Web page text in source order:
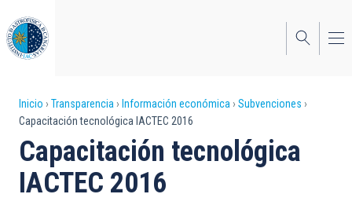
al
contenido
principal
Sobrescribir
enlaces
de
ayuda
Inicio Transparencia Información económica
Subvenciones
Capacitación tecnológica IACTEC 2016
Capacitación tecnológica
IACTEC 2016